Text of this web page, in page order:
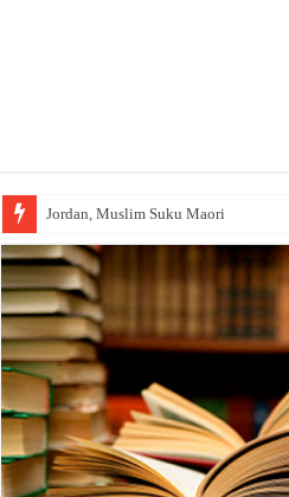
Jordan, Muslim Suku Maori